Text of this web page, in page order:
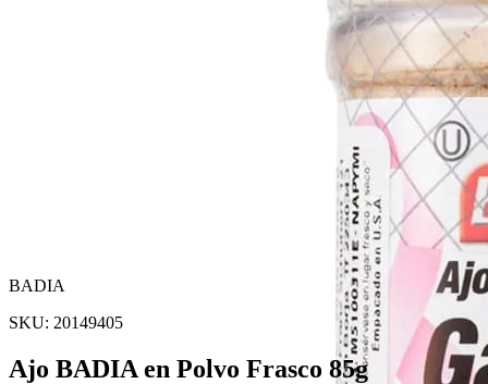
BADIA
SKU: 20149405
Ajo BADIA en Polvo Frasco 85g